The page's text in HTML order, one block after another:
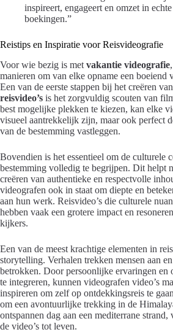
inspireert, engageert en omzet in echte
boekingen.”
Reistips en Inspiratie voor Reisvideografie
Voor wie bezig is met vakantie videografie
manieren om van elke opname een boeiend
Een van de eerste stappen bij het creëren
reisvideo’s is het zorgvuldig scouten van
best mogelijke plekken te kiezen, kan elke
visueel aantrekkelijk zijn, maar ook perfect
van de bestemming vastleggen.
Bovendien is het essentieel om de culturele
bestemming volledig te begrijpen. Dit helpt
creëren van authentieke en respectvolle
videografen ook in staat om diepte en
aan hun werk. Reisvideo’s die culturele
hebben vaak een grotere impact en
kijkers.
Een van de meest krachtige elementen in
storytelling. Verhalen trekken mensen aan
betrokken. Door persoonlijke ervaringen en
te integreren, kunnen videografen video’s
inspireren om zelf op ontdekkingsreis te
om een avontuurlijke trekking in de
ontspannen dag aan een mediterrane strand,
de video’s tot leven.